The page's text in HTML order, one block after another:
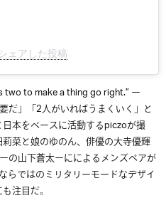
ェアした投稿
two to make a thing go right.” ー
だ」「2人がいればうまくいく」と
本をベースに活動するpiczoが撮
菜と娘のゆのん、俳優の大寺優輝
の山下蒼太ーにによるメンズペアが
らではのミリタリーモードなデザイ
注目だ。